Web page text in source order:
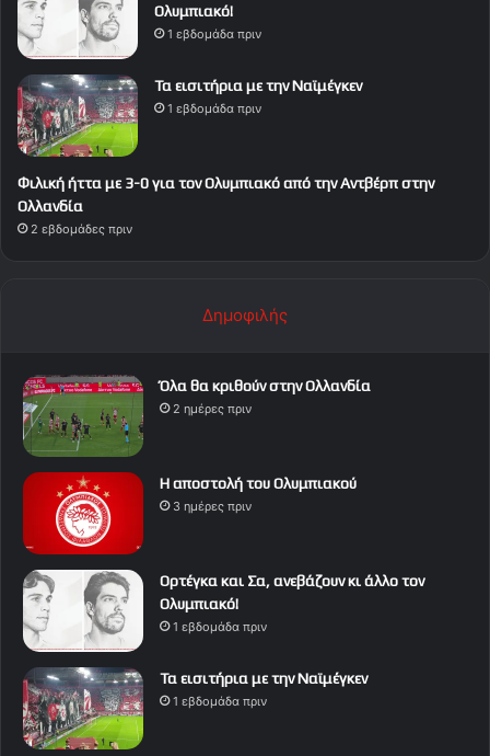
Ολυμπιακό!
1 εβδομάδα πριν
Τα εισιτήρια με την Ναϊμέγκεν
1 εβδομάδα πριν
Φιλική ήττα με 3-0 για τον Ολυμπιακό από την Αντβέρπ στην
Ολλανδία
2 εβδομάδες πριν
Δημοφιλής
Όλα θα κριθούν στην Ολλανδία
2 ημέρες πριν
Η αποστολή του Ολυμπιακού
3 ημέρες πριν
Ορτέγκα και Σα, ανεβάζουν κι άλλο τον
Ολυμπιακό!
1 εβδομάδα πριν
Τα εισιτήρια με την Ναϊμέγκεν
1 εβδομάδα πριν